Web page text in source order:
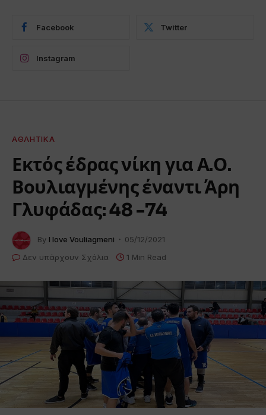
Facebook Twitter
Instagram
ΑΘΛΗΤΙΚΆ
Εκτός έδρας νίκη για Α.Ο.
Βουλιαγμένης έναντι Άρη
Γλυφάδας: 48 -74
By I love Vouliagmeni
05/12/2021
Δεν υπάρχουν Σχόλια
1 Min Read